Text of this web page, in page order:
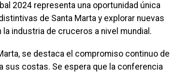
2024 representa una oportunidad única
de Santa Marta y explorar nuevas
industria de cruceros a nivel mundial.
se destaca el compromiso continuo de
sus costas. Se espera que la conferencia